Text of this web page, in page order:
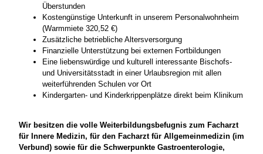
Überstunden
Kostengünstige Unterkunft in unserem Personalwohnheim
(Warmmiete 320,52 €)
Zusätzliche betriebliche Altersversorgung
Finanzielle Unterstützung bei externen Fortbildungen
Eine liebenswürdige und kulturell interessante Bischofs-
und Universitätsstadt in einer Urlaubsregion mit allen
weiterführenden Schulen vor Ort
Kindergarten- und Kinderkrippenplätze direkt beim Klinikum
Wir besitzen die volle Weiterbildungsbefugnis zum Facharzt
für Innere Medizin, für den Facharzt für Allgemeinmedizin (im
Verbund) sowie für die Schwerpunkte Gastroenterologie,